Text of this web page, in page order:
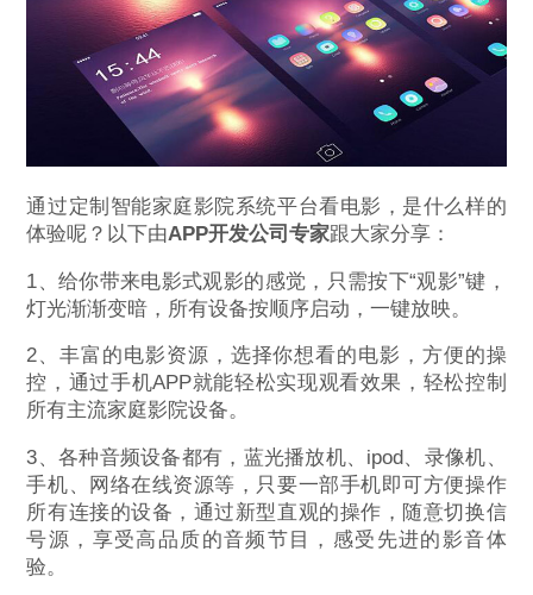
通过定制智能家庭影院系统平台看电影，是什么样的
体验呢？以下由APP开发公司专家跟大家分享：
1、给你带来电影式观影的感觉，只需按下“观影”键，
灯光渐渐变暗，所有设备按顺序启动，一键放映。
2、丰富的电影资源，选择你想看的电影，方便的操
控，通过手机APP就能轻松实现观看效果，轻松控制
所有主流家庭影院设备。
3、各种音频设备都有，蓝光播放机、ipod、录像机、
手机、网络在线资源等，只要一部手机即可方便操作
所有连接的设备，通过新型直观的操作，随意切换信
号源，享受高品质的音频节目，感受先进的影音体
验。